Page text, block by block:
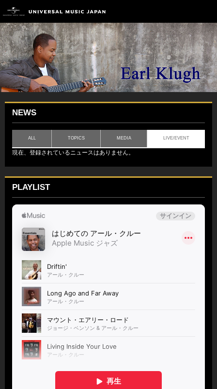
NEWS
ALL TOPICS MEDIA LIVE/EVENT
現在、登録されているニュースはありません。
PLAYLIST